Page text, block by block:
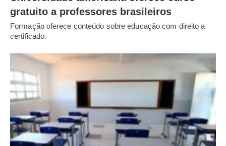
gratuito a professores brasileiros
Formação oferece conteúdo sobre educação com direito a
certificado.